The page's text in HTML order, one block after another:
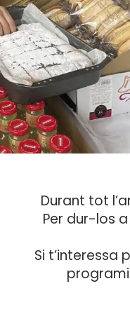
Durant tot
Per dur-los
Si